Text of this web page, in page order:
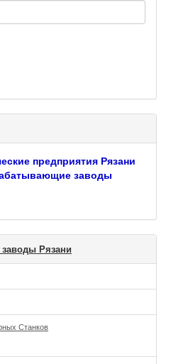
предприятия Рязани
заводы
Рязани
Станков